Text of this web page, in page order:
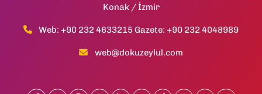
Konak / İzmir
Web: +90 232 4633215 Gazete: +90 232 4048989
web@dokuzeylul.com